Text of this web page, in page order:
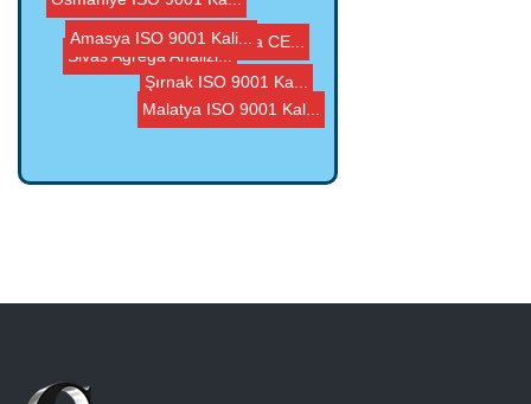
Şırnak ISO 9001 Ka...
Osmaniye ISO 9001 Ka...
G Belgesi, Agrega CE...
Malatya ISO 9001 Kal...
Sivas Agrega Analizi...